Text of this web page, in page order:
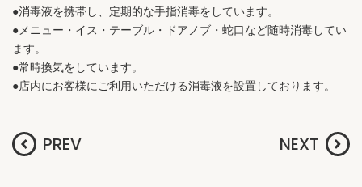
●消毒液を携帯し、定期的な手指消毒をしています。
●メニュー・イス・テーブル・ドアノブ・蛇口など随時消毒してい
ます。
●常時換気をしています。
●店内にお客様にご利用いただける消毒液を設置しております。